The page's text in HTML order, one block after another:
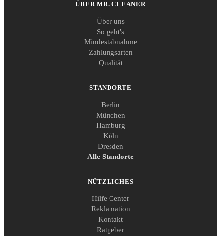
ÜBER MR. CLEANER
Über uns
So geht's
Mindestabnahme
Zahlungsarten
Qualität
STANDORTE
Berlin
München
Hamburg
Köln
Dresden
Alle Standorte
NÜTZLICHES
Hilfe Center
Reklamation
Kontakt
Ratgeber